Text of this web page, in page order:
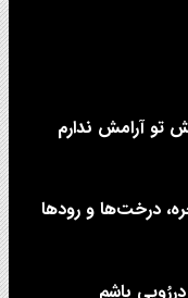
تو آرامش ندارم
درخت‌ها و رودها
باشم